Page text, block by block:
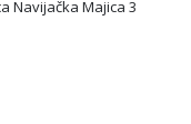
Navijačka Majica 3